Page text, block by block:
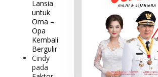
Lansia
untuk
Oma –
Opa
Kembali
Bergulir
Cindy
pada